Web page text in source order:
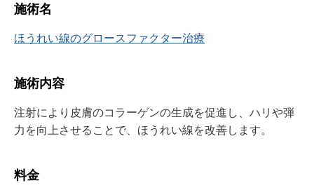
施術名
ほうれい線のグロースファクター治療
施術内容
注射により皮膚のコラーゲンの生成を促進し、ハリや弾
力を向上させることで、ほうれい線を改善します。
料金